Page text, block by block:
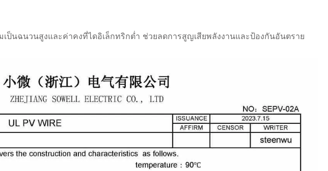
นฉนวนสูงและค่าคงที่ไดอิเล็กทริกต่ำ ช่วยลดการสูญเสียพลังงานและป้องกันอันตราย